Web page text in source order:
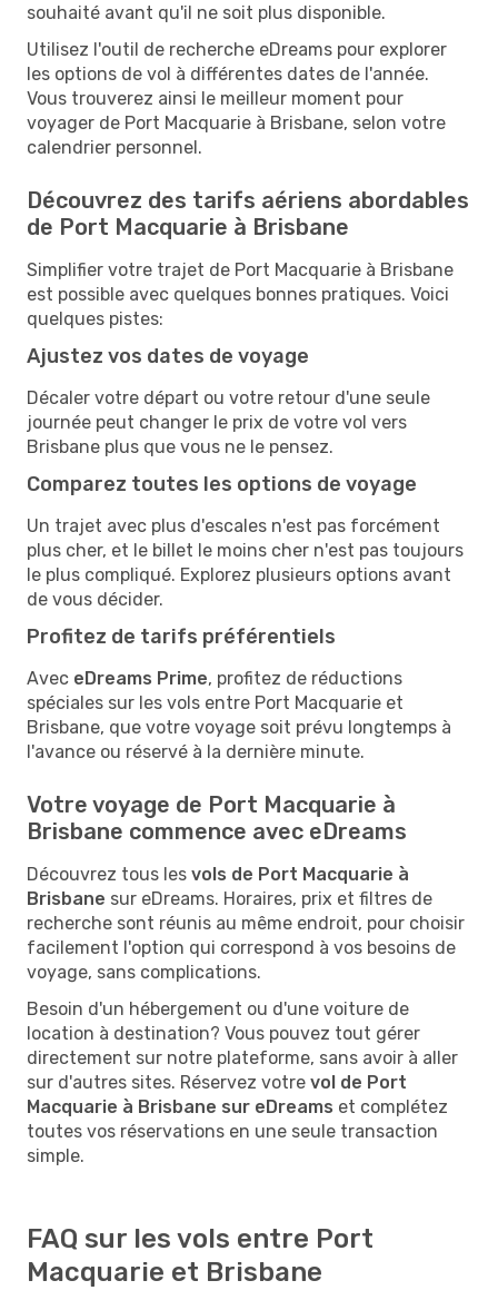
souhaité avant qu'il ne soit plus disponible.
Utilisez l'outil de recherche eDreams pour explorer
les options de vol à différentes dates de l'année.
Vous trouverez ainsi le meilleur moment pour
voyager de Port Macquarie à Brisbane, selon votre
calendrier personnel.
Découvrez des tarifs aériens abordables
de Port Macquarie à Brisbane
Simplifier votre trajet de Port Macquarie à Brisbane
est possible avec quelques bonnes pratiques. Voici
quelques pistes:
Ajustez vos dates de voyage
Décaler votre départ ou votre retour d'une seule
journée peut changer le prix de votre vol vers
Brisbane plus que vous ne le pensez.
Comparez toutes les options de voyage
Un trajet avec plus d'escales n'est pas forcément
plus cher, et le billet le moins cher n'est pas toujours
le plus compliqué. Explorez plusieurs options avant
de vous décider.
Profitez de tarifs préférentiels
Avec eDreams Prime, profitez de réductions
spéciales sur les vols entre Port Macquarie et
Brisbane, que votre voyage soit prévu longtemps à
l'avance ou réservé à la dernière minute.
Votre voyage de Port Macquarie à
Brisbane commence avec eDreams
Découvrez tous les vols de Port Macquarie à
Brisbane sur eDreams. Horaires, prix et filtres de
recherche sont réunis au même endroit, pour choisir
facilement l'option qui correspond à vos besoins de
voyage, sans complications.
Besoin d'un hébergement ou d'une voiture de
location à destination? Vous pouvez tout gérer
directement sur notre plateforme, sans avoir à aller
sur d'autres sites. Réservez votre vol de Port
Macquarie à Brisbane sur eDreams et complétez
toutes vos réservations en une seule transaction
simple.
FAQ sur les vols entre Port
Macquarie et Brisbane